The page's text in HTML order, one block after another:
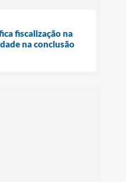
fiscalização na
na conclusão